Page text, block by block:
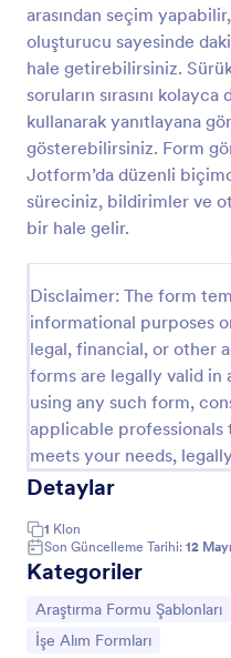
arasından seçim
oluşturucu sayesinde
hale getirebilirsiniz.
soruların sırasını
kullanarak yanıtlayana
gösterebilirsiniz. Form
Jotform’da düzenli
süreciniz, bildirimler ve
bir hale gelir.
Disclaimer: The form
informational purposes
legal, financial, or other
forms are legally valid in
using any such form,
applicable
meets your needs,
Detaylar
1 Klon
Son Güncelleme Tarihi: 12
Kategoriler
Kategoriye git:
Araştırma Formu Şablonları
Kategoriye git:
İşe Alım Formları
Çalışan El Kitabı
Çalışan El Kitabı Onay
yöneticiler için hızlı
sağlar.
Go to Category:
İnsan Kaynakları